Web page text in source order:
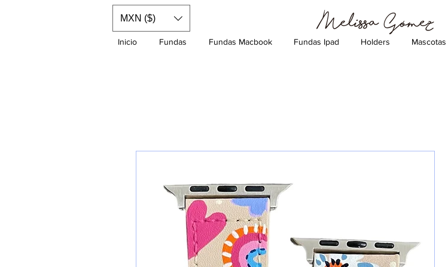
Inicio Fundas Fundas Macbook Fundas Ipad Holders Mascotas
MXN ($)